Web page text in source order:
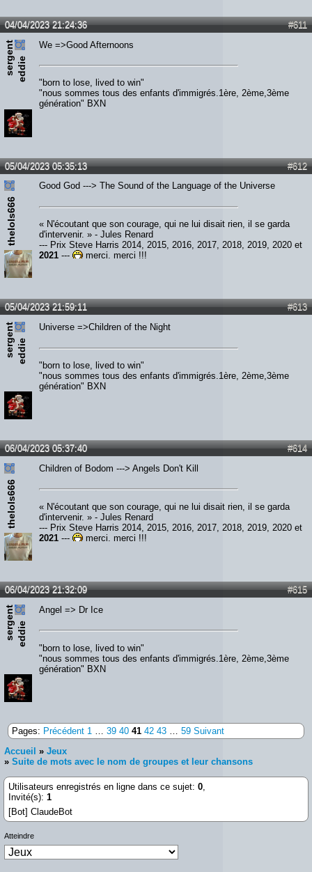
#611
04/04/2023 21:24:36
s
e
rg
e
n
t
e
d
d
ie
We =>Good Afternoons
"born to lose, lived to win"
"nous sommes tous des enfants d'immigrés.1ère, 2ème,3ème
génération" BXN
#612
05/04/2023 05:35:13
thelols666
Good God ---> The Sound of the Language of the Universe
« N'écoutant que son courage, qui ne lui disait rien, il se garda
d'intervenir. » - Jules Renard
--- Prix Steve Harris 2014, 2015, 2016, 2017, 2018, 2019, 2020 et
2021 --- merci, merci !!!
#613
05/04/2023 21:59:11
s
e
rg
e
n
t
e
d
d
ie
Universe =>Children of the Night
"born to lose, lived to win"
"nous sommes tous des enfants d'immigrés.1ère, 2ème,3ème
génération" BXN
#614
06/04/2023 05:37:40
thelols666
Children of Bodom ---> Angels Don't Kill
« N'écoutant que son courage, qui ne lui disait rien, il se garda
d'intervenir. » - Jules Renard
--- Prix Steve Harris 2014, 2015, 2016, 2017, 2018, 2019, 2020 et
2021 --- merci, merci !!!
#615
06/04/2023 21:32:09
s
e
rg
e
n
t
e
d
d
ie
Angel => Dr Ice
"born to lose, lived to win"
"nous sommes tous des enfants d'immigrés.1ère, 2ème,3ème
génération" BXN
Pages: Précédent 1 39 40 41 42 43 59 Suivant
Accueil » Jeux
» Suite de mots avec le nom de groupes et leur chansons
Utilisateurs enregistrés en ligne dans ce sujet: 0
Invité(s): 1
[Bot] ClaudeBot
Atteindre